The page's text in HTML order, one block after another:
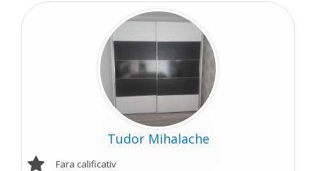
Tudor Mihalache
Fara calificativ